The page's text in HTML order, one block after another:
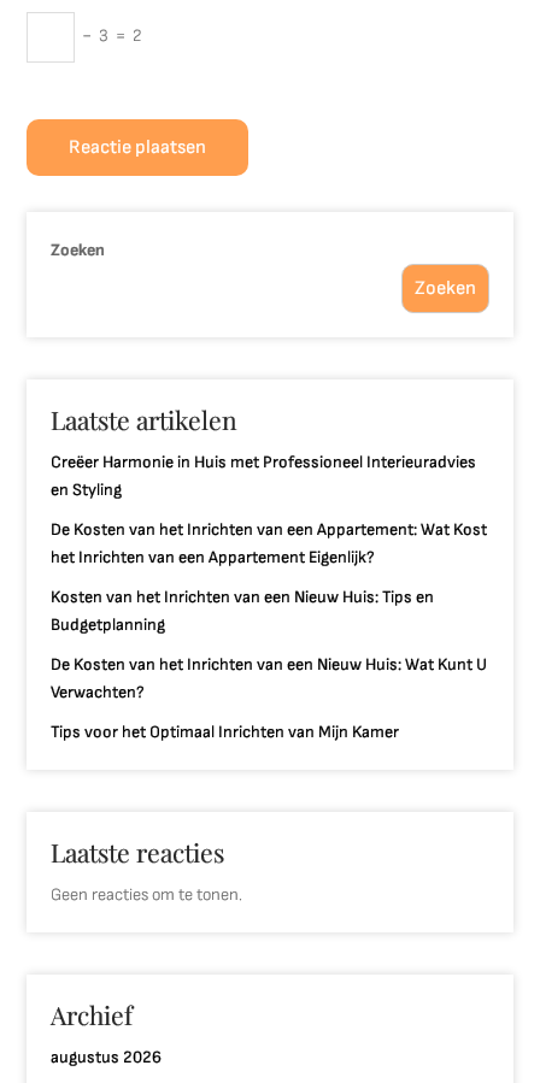
− 3 = 2
Zoeken
Zoeken
Laatste artikelen
Creëer Harmonie in Huis met Professioneel Interieuradvies
en Styling
De Kosten van het Inrichten van een Appartement: Wat Kost
het Inrichten van een Appartement Eigenlijk?
Kosten van het Inrichten van een Nieuw Huis: Tips en
Budgetplanning
De Kosten van het Inrichten van een Nieuw Huis: Wat Kunt U
Verwachten?
Tips voor het Optimaal Inrichten van Mijn Kamer
Laatste reacties
Geen reacties om te tonen.
Archief
augustus 2026